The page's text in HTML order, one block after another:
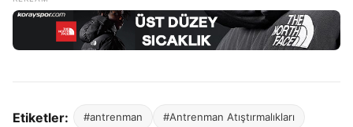
Etiketler: #antrenman #Antrenman Atıştırmalıkları